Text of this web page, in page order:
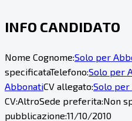
INFO CANDIDATO
Nome Cognome:Solo per
specificataTelefono:Solo per
AbbonatiCV allegato:Solo
CV:AltroSede preferita:Non
pubblicazione:11/10/2010